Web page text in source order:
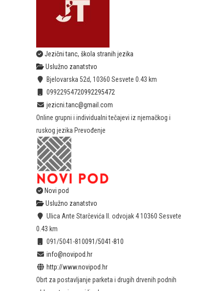
Jezični tanc, škola stranih jezika
Uslužno zanatstvo
Bjelovarska 52d, 10360 Sesvete 0.43 km
09922954720992295472
jezicni.tanc@gmail.com
Online grupni i individualni tečajevi iz njemačkog i
ruskog jezika Prevođenje
Novi pod
Uslužno zanatstvo
Ulica Ante Starčevića II. odvojak 4 10360 Sesvete
0.43 km
091/5041-810091/5041-810
info@novipod.hr
http://www.novipod.hr
Obrt za postavljanje parketa i drugih drvenih podnih